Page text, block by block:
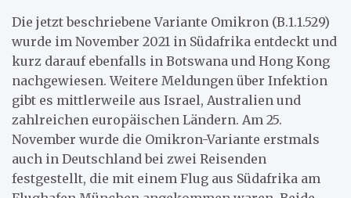
Die jetzt beschriebene Variante Omikron (B.1.1.529)
wurde im November 2021 in Südafrika entdeckt und
kurz darauf ebenfalls in Botswana und Hong Kong
nachgewiesen. Weitere Meldungen über Infektion
gibt es mittlerweile aus Israel, Australien und
zahlreichen europäischen Ländern. Am 25.
November wurde die Omikron-Variante erstmals
auch in Deutschland bei zwei Reisenden
festgestellt, die mit einem Flug aus Südafrika am